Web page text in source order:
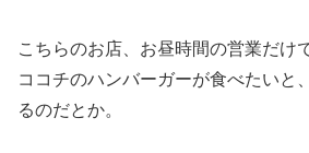
こちらのお店、お昼時間の営業だけ
ココチのハンバーガーが食べたいと
るのだとか。